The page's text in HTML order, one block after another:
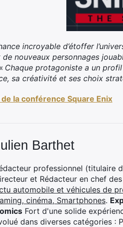
incroyable d’étoffer
nouveaux personnages
Chaque protagoniste a un
sa créativité et ses choix
la conférence Square Enix
Barthet
professionnel (titulaire
et Rédacteur en chef
automobile et véhicules de
cinéma, Smartphones.
Fort d'une solide
dans diverses catégories :